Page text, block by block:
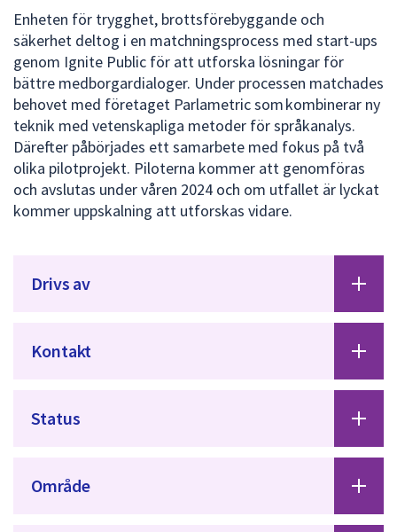
Enheten för trygghet, brottsförebyggande och
säkerhet deltog i en matchningsprocess med start-ups
genom Ignite Public för att utforska lösningar för
bättre medborgardialoger. Under processen matchades
behovet med företaget Parlametric som kombinerar ny
teknik med vetenskapliga metoder för språkanalys.
Därefter påbörjades ett samarbete med fokus på två
olika pilotprojekt. Piloterna kommer att genomföras
och avslutas under våren 2024 och om utfallet är lyckat
kommer uppskalning att utforskas vidare.
Drivs av
Kontakt
Status
Område